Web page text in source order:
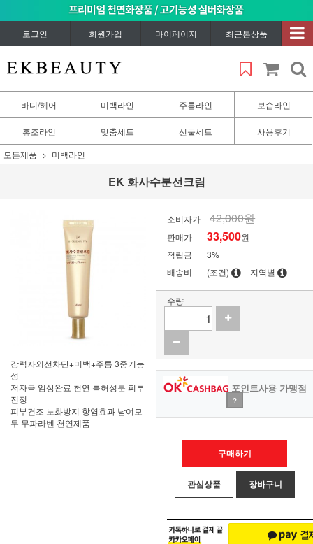
로그인 회원가입 마이페이지 최근본상품
바디/헤어 미백라인 주름라인 보습라인
홍조라인 맞춤세트 선물세트
사용후기
모든제품
미백라인
EK 화사수분선크림
강력자외선차단+미백+주름 3중기능
성
저자극 임상완료 천연 특허성분 피부
진정
피부건조 노화방지 항염효과 남여모
두 무파라벤 천연제품
소비자가 42,000원
판매가 33,500원
적립금
3%
배송비
(조건) 지역별
수량
포인트사용 가맹점
?
구매하기
관심상품 장바구니